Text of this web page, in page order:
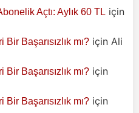
Açtı: Aylık 60 TL için
Başarısızlık mı? için Ali
Başarısızlık mı? için
Başarısızlık mı? için